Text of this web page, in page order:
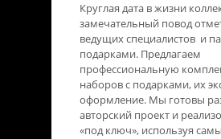
Круглая дата в жизни
замечательный повод
ведущих специалистов и
подарками. Предлагаем
профессиональную
наборов с подарками, их
оформление. Мы готовы
авторский проект и
«под ключ», используя